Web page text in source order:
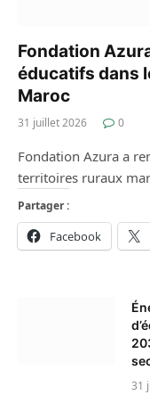
Fondation
éducatifs dans
Maroc
31 juillet 2026 0
Fondation Azura a
territoires ruraux
Partager :
Facebook
31